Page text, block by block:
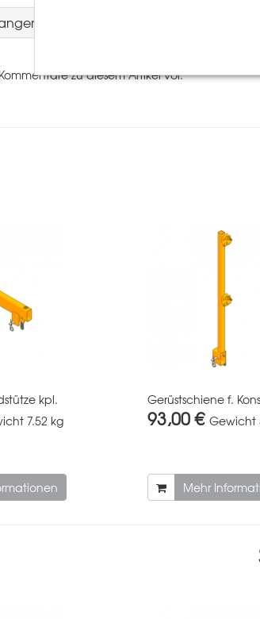
sein, um einen Kommentar
zu diesem Artikel vor.
kpl.
7.52 kg
Gerüstschiene f.
93,00 € Gewicht
Mehr